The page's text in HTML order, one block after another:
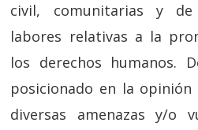
civil, comunitarias y
labores relativas a la
los derechos humanos.
posicionado en la
diversas amenazas y/o